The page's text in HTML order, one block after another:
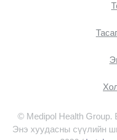
© Medipol Health Group.
Энэ хуудасны сүүлийн